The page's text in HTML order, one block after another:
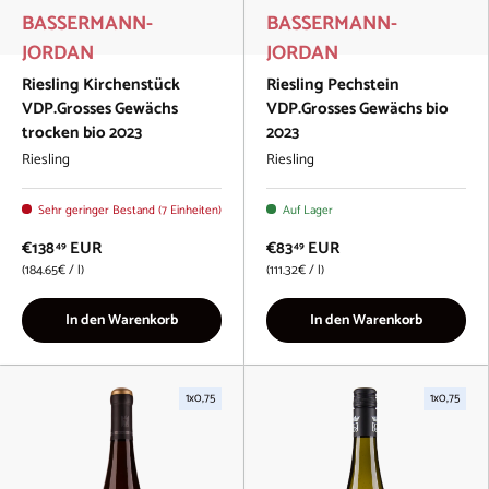
BASSERMANN-
JORDAN
Riesling Kirchenstück
VDP.Grosses Gewächs
trocken bio 2023
Riesling
Sehr geringer Bestand (7 Einheiten)
€13849 EUR
Grundpreis
184.65€/l
In den Warenkorb
BASSERMANN-
JORDAN
Riesling Pechstein
VDP.Grosses Gewächs bio
2023
Riesling
Auf Lager
€8349 EUR
Grundpreis
111.32€/l
In den Warenkorb
1x0,75 1x0,75